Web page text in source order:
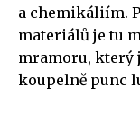
a chemikáliím.
materiálů je tu
mramoru, který
koupelně punc